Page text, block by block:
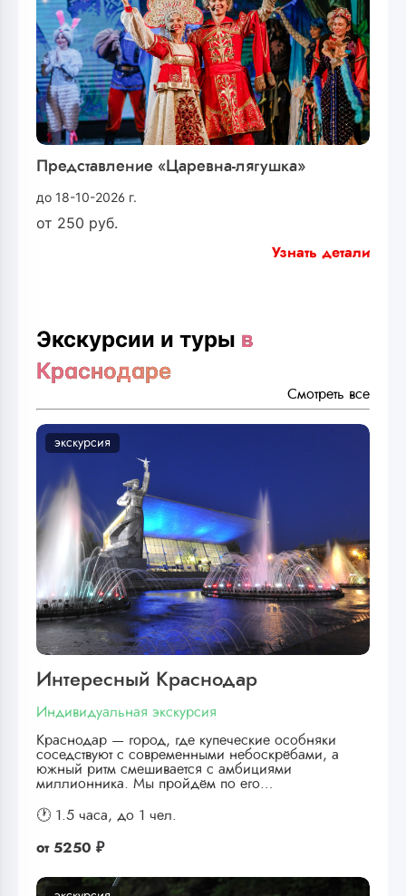
Представление «Царевна-лягушка»
до 18-10-2026 г.
от 250 руб.
Узнать детали
Экскурсии и туры в
Краснодаре
Смотреть все
экскурсия
Интересный Краснодар
Индивидуальная экскурсия
Краснодар — город, где купеческие особняки
соседствуют с современными небоскрёбами, а
южный ритм смешивается с амбициями
миллионника. Мы пройдём по его…
🕐 1.5 часа, до 1 чел.
от 5250 ₽